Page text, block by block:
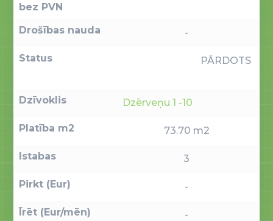
bez PVN
Drošības nauda -
Status PĀRDOTS
Dzīvoklis Dzērveņu 1 -10
Platība m2 73.70 m2
Istabas 3
Pirkt (Eur) -
Īrēt (Eur/mēn) -